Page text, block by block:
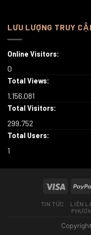
LƯU LƯỢNG TRUY
Online Visitors:
0
Total Views:
1.156.081
Total Visitors:
299.752
Total Users:
1
TIN TỨC LIÊN